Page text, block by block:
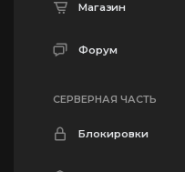
Магазин
Форум
СЕРВЕРНАЯ ЧАСТЬ
Блокировки